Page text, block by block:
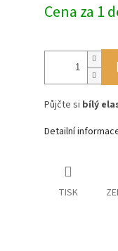
cena:
Cena za 1
Půjčte si bílý
Detailní
TISK